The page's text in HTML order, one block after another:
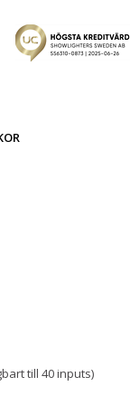
till 40 inputs)